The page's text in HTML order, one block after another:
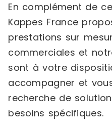
En complément de
Kappes France
prestations sur
commerciales et
sont à votre
accompagner et
recherche de
besoins spécifiques.